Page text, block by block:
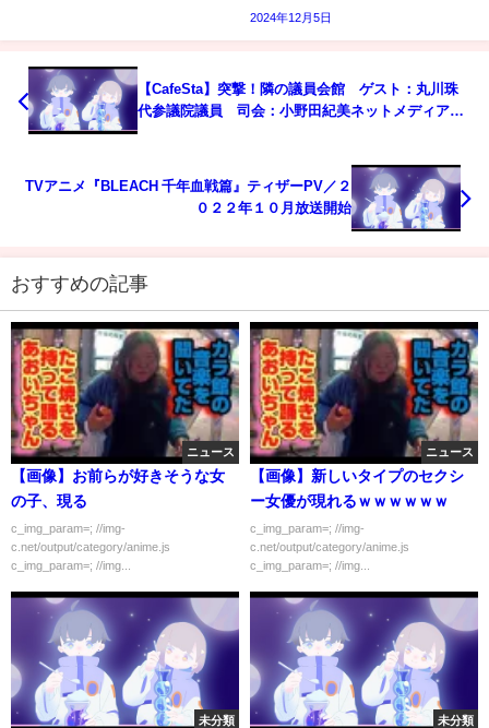
2024年12月5日
【CafeSta】突撃！隣の議員会館 ゲスト：丸川珠
代参議院議員 司会：小野田紀美ネットメディア局
TVアニメ『BLEACH 千年血戦篇』ティザーPV／２
０２２年１０月放送開始
おすすめの記事
ニュース
【画像】お前らが好きそうな女
の子、現る
c_img_param=; //img-
c.net/output/category/anime.js
c_img_param=; //img...
ニュース
【画像】新しいタイプのセクシ
ー女優が現れるｗｗｗｗｗｗ
c_img_param=; //img-
c.net/output/category/anime.js
c_img_param=; //img...
未分類 未分類